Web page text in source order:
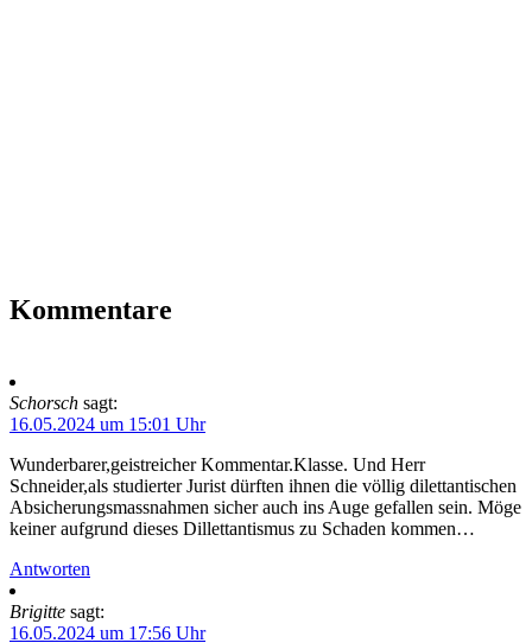
Kommentare
Schorsch sagt:
16.05.2024 um 15:01 Uhr
Wunderbarer,geistreicher Kommentar.Klasse. Und Herr
Schneider,als studierter Jurist dürften ihnen die völlig dilettantischen
Absicherungsmassnahmen sicher auch ins Auge gefallen sein. Möge
keiner aufgrund dieses Dillettantismus zu Schaden kommen…
Antworten
Brigitte sagt:
16.05.2024 um 17:56 Uhr